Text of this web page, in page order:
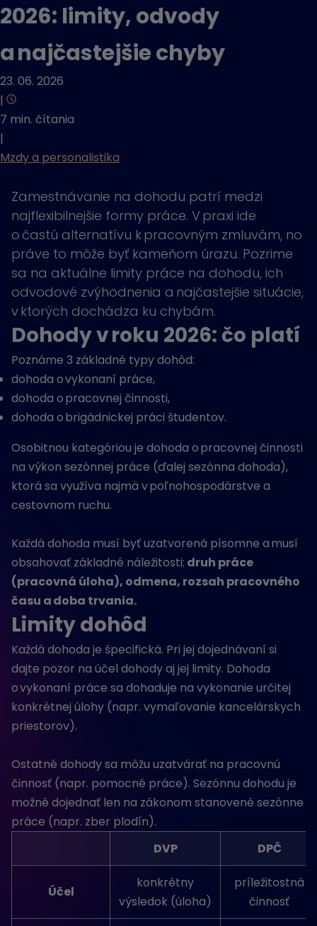
2026: limity, odvody
a najčastejšie chyby
23. 06. 2026
|
7 min. čítania
|
Mzdy a personalistika
Zamestnávanie na dohodu patrí medzi
najflexibilnejšie formy práce. V praxi ide
o častú alternatívu k pracovným zmluvám, no
práve to môže byť kameňom úrazu. Pozrime
sa na aktuálne limity práce na dohodu, ich
odvodové zvýhodnenia a najčastejšie situácie,
v ktorých dochádza ku chybám.
Dohody v roku 2026: čo platí
Poznáme 3 základné typy dohôd:
dohoda o vykonaní práce,
dohoda o pracovnej činnosti,
dohoda o brigádnickej práci študentov.
Osobitnou kategóriou je dohoda o pracovnej činnosti
na výkon sezónnej práce (ďalej sezónna dohoda),
ktorá sa využíva najmä v poľnohospodárstve a
cestovnom ruchu.
Každá dohoda musí byť uzatvorená písomne a musí
obsahovať základné náležitosti: druh práce
(pracovná úloha), odmena, rozsah pracovného
času a doba trvania.
Limity dohôd
Každá dohoda je špecifická. Pri jej dojednávaní si
dajte pozor na účel dohody aj jej limity. Dohoda
o vykonaní práce sa dohaduje na vykonanie určitej
konkrétnej úlohy (napr. vymaľovanie kancelárskych
priestorov).
Ostatné dohody sa môžu uzatvárať na pracovnú
činnosť (napr. pomocné práce). Sezónnu dohodu je
možné dojednať len na zákonom stanovené sezónne
práce (napr. zber plodín).
DVP
DPČ
Účel
konkrétny
výsledok (úloha)
príležitostná
činnosť